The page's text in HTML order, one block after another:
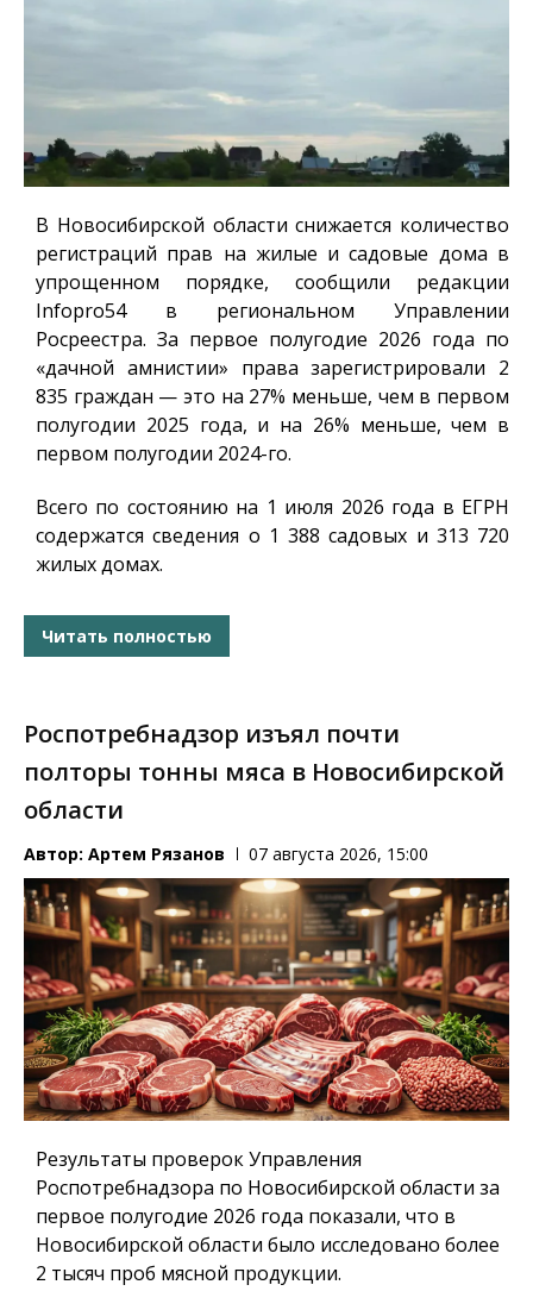
В Новосибирской области снижается количество
регистраций прав на жилые и садовые дома в
упрощенном порядке, сообщили редакции
Infopro54в региональном Управлении
Росреестра. За первое полугодие 2026 года по
«дачной амнистии» права зарегистрировали 2
835 граждан — это на 27% меньше, чем в первом
полугодии 2025 года, и на 26% меньше, чем в
первом полугодии 2024-го.
Всего по состоянию на 1 июля 2026 года в ЕГРН
содержатся сведения о 1 388 садовых и 313 720
жилых домах.
Читать полностью
Роспотребнадзор изъял почти
полторы тонны мяса в Новосибирской
области
Автор: Артем Рязанов 07 августа 2026, 15:00
Результаты проверок Управления
Роспотребнадзора по Новосибирской области за
первое полугодие 2026 года показали, что в
Новосибирской области было исследовано более
2 тысяч проб мясной продукции.